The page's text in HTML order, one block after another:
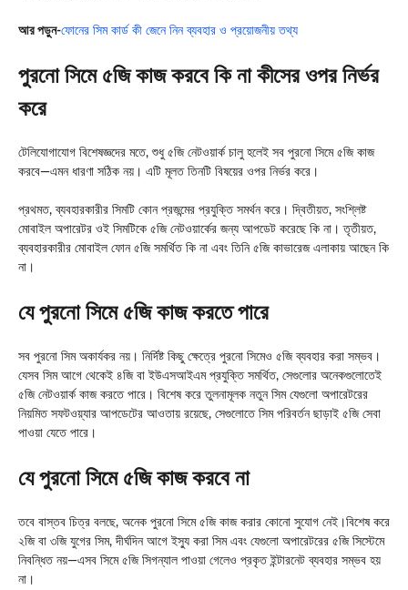
আর পড়ুন-ফোনের সিম কার্ড কী জেনে নিন ব্যবহার ও প্রয়োজনীয় তথ্য
পুরনো সিমে ৫জি কাজ করবে কি না কীসের ওপর নির্ভর
করে
টেলিযোগাযোগ বিশেষজ্ঞদের মতে, শুধু ৫জি নেটওয়ার্ক চালু হলেই সব পুরনো সিমে ৫জি কাজ
করবে—এমন ধারণা সঠিক নয়। এটি মূলত তিনটি বিষয়ের ওপর নির্ভর করে।
প্রথমত, ব্যবহারকারীর সিমটি কোন প্রজন্মের প্রযুক্তি সমর্থন করে। দ্বিতীয়ত, সংশ্লিষ্ট
মোবাইল অপারেটর ওই সিমটিকে ৫জি নেটওয়ার্কের জন্য আপডেট করেছে কি না। তৃতীয়ত,
ব্যবহারকারীর মোবাইল ফোন ৫জি সমর্থিত কি না এবং তিনি ৫জি কাভারেজ এলাকায় আছেন কি
না।
যে পুরনো সিমে ৫জি কাজ করতে পারে
সব পুরনো সিম অকার্যকর নয়। নির্দিষ্ট কিছু ক্ষেত্রে পুরনো সিমেও ৫জি ব্যবহার করা সম্ভব।
যেসব সিম আগে থেকেই ৪জি বা ইউএসআইএম প্রযুক্তি সমর্থিত, সেগুলোর অনেকগুলোতেই
৫জি নেটওয়ার্ক কাজ করতে পারে। বিশেষ করে তুলনামূলক নতুন সিম যেগুলো অপারেটরের
নিয়মিত সফটওয়্যার আপডেটের আওতায় রয়েছে, সেগুলোতে সিম পরিবর্তন ছাড়াই ৫জি সেবা
পাওয়া যেতে পারে।
যে পুরনো সিমে ৫জি কাজ করবে না
তবে বাস্তব চিত্র বলছে, অনেক পুরনো সিমে ৫জি কাজ করার কোনো সুযোগ নেই।বিশেষ করে
২জি বা ৩জি যুগের সিম, দীর্ঘদিন আগে ইস্যু করা সিম এবং যেগুলো অপারেটরের ৫জি সিস্টেমে
নিবন্ধিত নয়—এসব সিমে ৫জি সিগন্যাল পাওয়া গেলেও প্রকৃত ইন্টারনেট ব্যবহার সম্ভব হয়
না।